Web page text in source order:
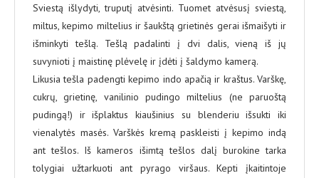
Sviestą išlydyti, truputį atvėsinti. Tuomet atvėsusį sviestą,
miltus, kepimo miltelius ir šaukštą grietinės gerai išmaišyti ir
išminkyti tešlą. Tešlą padalinti į dvi dalis, vieną iš jų
suvynioti į maistinę plėvelę ir įdėti į šaldymo kamerą.
Likusia tešla padengti kepimo indo apačią ir kraštus. Varškę,
cukrų, grietinę, vanilinio pudingo miltelius (ne paruoštą
pudingą!) ir išplaktus kiaušinius su blenderiu išsukti iki
vienalytės masės. Varškės kremą paskleisti į kepimo indą
ant tešlos. Iš kameros išimtą tešlos dalį burokine tarka
tolygiai užtarkuoti ant pyrago viršaus. Kepti įkaitintoje